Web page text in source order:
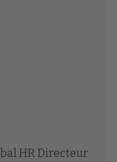
HR Directeur